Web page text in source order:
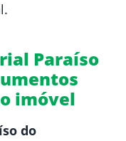
Paraíso
imóvel
do